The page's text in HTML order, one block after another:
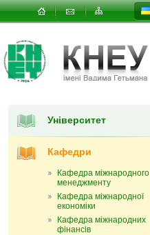
Університет
Кафедри
Кафедра міжнародного
менеджменту
Кафедра міжнародної
економіки
Кафедра міжнародних
фінансів